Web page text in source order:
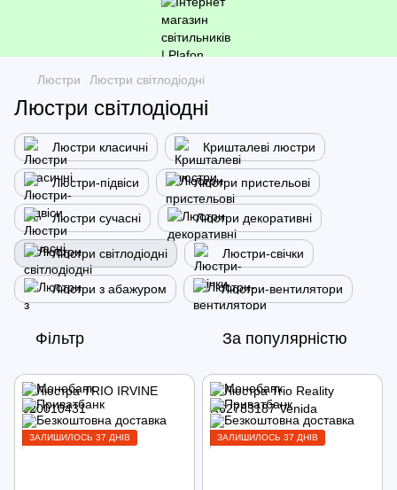
Люстри Люстри світлодіодні
Люстри світлодіодні
Люстри класичні Кришталеві люстри
Люстри-підвіси Люстри пристельові
Люстри сучасні Люстри декоративні
Люстри світлодіодні Люстри-свічки
Люстри з абажуром Люстри-вентилятори
Фільтр За популярністю
ЗАЛИШИЛОСЬ 37 ДНІВ ЗАЛИШИЛОСЬ 37 ДНІВ